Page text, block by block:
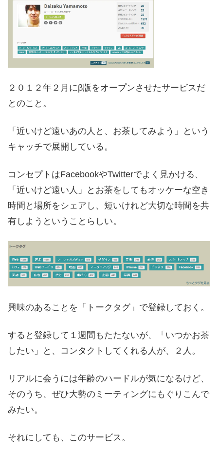
２０１２年２月にβ版をオープンさせたサービスだ
とのこと。
「近いけど遠いあの人と、お茶してみよう」という
キャッチで展開している。
コンセプトはFacebookやTwitterでよく見かける、
「近いけど遠い人」とお茶をしてもオッケーな空き
時間と場所をシェアし、短いけれど大切な時間を共
有しようということらしい。
興味のあることを「トークタグ」で登録しておく。
すると登録して１週間もたたないが、「いつかお茶
したい」と、コンタクトしてくれる人が、２人。
リアルに会うには年齢のハードルが気になるけど、
そのうち、ぜひ大勢のミーティングにもぐりこんで
みたい。
それにしても、このサービス。